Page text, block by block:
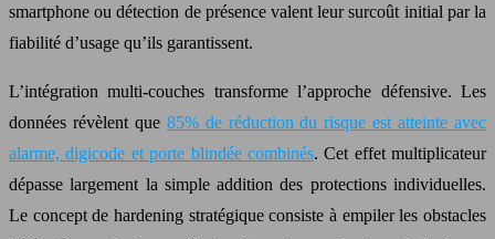
smartphone ou détection de présence valent leur surcoût initial par la
fiabilité d’usage qu’ils garantissent.
L’intégration multi-couches transforme l’approche défensive. Les
données révèlent que 85% de réduction du risque est atteinte avec
alarme, digicode et porte blindée combinés. Cet effet multiplicateur
dépasse largement la simple addition des protections individuelles.
Le concept de hardening stratégique consiste à empiler les obstacles